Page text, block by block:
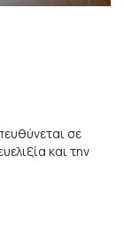
σε
και την